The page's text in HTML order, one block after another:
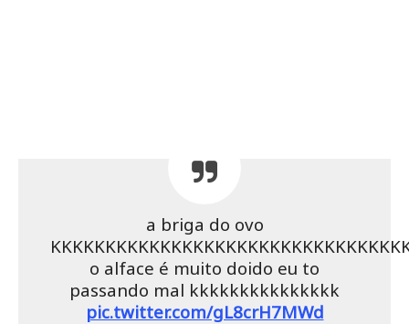
a briga do ovo
o alface é muito doido eu to
passando mal kkkkkkkkkkkkkkk
pic.twitter.com/gL8crH7MWd